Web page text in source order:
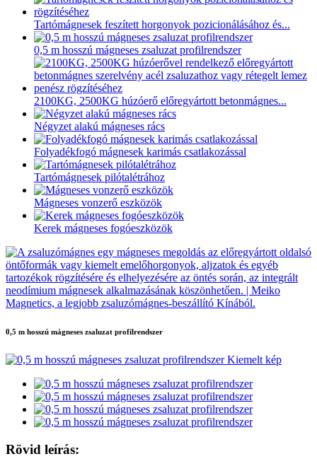
Tartómágnesek feszített horgonyok pozicionálásához és...
0,5 m hosszú mágneses zsaluzat profilrendszer
2100KG, 2500KG húzóerő előregyártott betonmágnes...
Négyzet alakú mágneses rács
Folyadékfogó mágnesek karimás csatlakozással
Tartómágnesek pilótalétrához
Mágneses vonzerő eszközök
Kerek mágneses fogóeszközök
0,5 m hosszú mágneses zsaluzat profilrendszer
Rövid leírás: